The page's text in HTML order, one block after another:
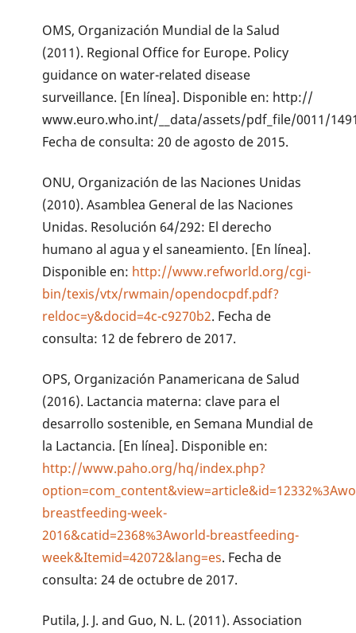
OMS, Organización Mundial de la Salud
(2011). Regional Office for Europe. Policy
guidance on water-related disease
surveillance. [En línea]. Disponible en: http://
www.euro.who.int/__data/assets/pdf_file/0011/
Fecha de consulta: 20 de agosto de 2015.
ONU, Organización de las Naciones Unidas
(2010). Asamblea General de las Naciones
Unidas. Resolución 64/292: El derecho
humano al agua y el saneamiento. [En línea].
Disponible en: http://www.refworld.org/cgi-
bin/texis/vtx/rwmain/opendocpdf.pdf?
reldoc=y&docid=4c-c9270b2. Fecha de
consulta: 12 de febrero de 2017.
OPS, Organización Panamericana de Salud
(2016). Lactancia materna: clave para el
desarrollo sostenible, en Semana Mundial de
la Lactancia. [En línea]. Disponible en:
http://www.paho.org/hq/index.php?
breastfeeding-week-
2016&catid=2368%3Aworld-breastfeeding-
week&Itemid=42072&lang=es. Fecha de
consulta: 24 de octubre de 2017.
Putila, J. J. and Guo, N. L. (2011). Association